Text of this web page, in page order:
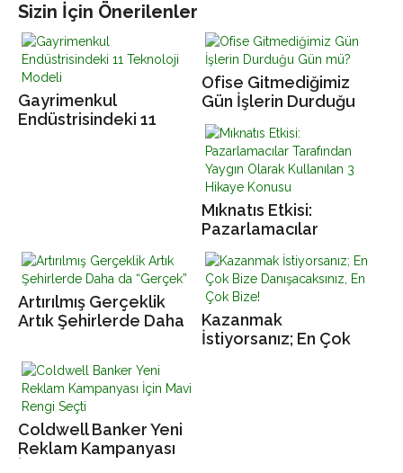
Sizin İçin Önerilenler
Gayrimenkul
Endüstrisindeki 11
Ofise Gitmediğimiz
Gün İşlerin Durduğu
Gün mü?
Mıknatıs Etkisi:
Pazarlamacılar
Tarafından Yaygın
Olarak Kullanılan 3
Hikaye Konusu
Artırılmış Gerçeklik
Artık Şehirlerde Daha
Kazanmak
İstiyorsanız; En Çok
Coldwell Banker Yeni
Reklam Kampanyası